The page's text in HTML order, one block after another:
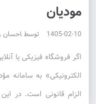
مودیان
1405-02-10 توسط احسان
اگر فروشگاه فیزیکی یا
الکترونیکی» به سامانه
الزام قانونی است. در